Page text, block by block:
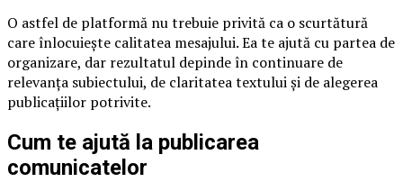
O astfel de platformă nu trebuie privită ca o scurtătură
care înlocuiește calitatea mesajului. Ea te ajută cu partea de
organizare, dar rezultatul depinde în continuare de
relevanța subiectului, de claritatea textului și de alegerea
publicațiilor potrivite.
Cum te ajută la publicarea
comunicatelor